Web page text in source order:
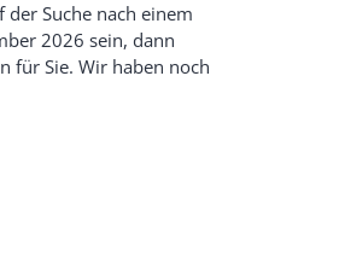
Suche nach einem
2026 sein, dann
für Sie. Wir haben noch